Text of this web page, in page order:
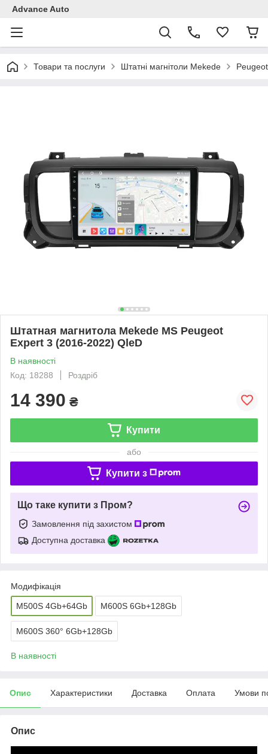
Advance Auto
Товари та послуги Штатні магнітоли Mekede Peugeot
Штатная магнитола Mekede MS Peugeot
Expert 3 (2016-2022) QleD
В наявності
Код: 18288
Роздріб
14 390 ₴
Купити
або
Купити з
Що таке купити з Пром?
Замовлення під захистом
Доступна доставка
Модифікація
M500S 4Gb+64Gb M600S 6Gb+128Gb
M600S 360° 6Gb+128Gb
В наявності
Опис Характеристики Доставка Оплата Умови
Опис